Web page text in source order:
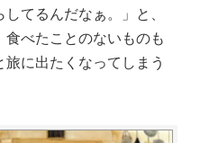
てるんだなぁ。」と、
べたことのないものも
に出たくなってしまう